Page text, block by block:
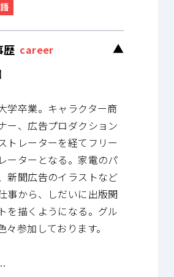
歴 career ▼
学卒業。キャラクター商
ー、広告プロダクション
トレーターを経てフリー
ーターとなる。家電のパ
新聞広告のイラストなど
事から、しだいに出版関
を描くようになる。グル
々参加しております。